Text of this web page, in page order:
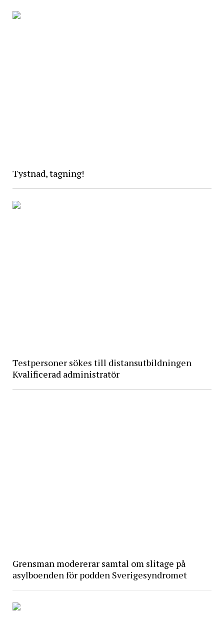
Tystnad, tagning!
Testpersoner sökes till distansutbildningen
Kvalificerad administratör
Grensman modererar samtal om slitage på
asylboenden för podden Sverigesyndromet